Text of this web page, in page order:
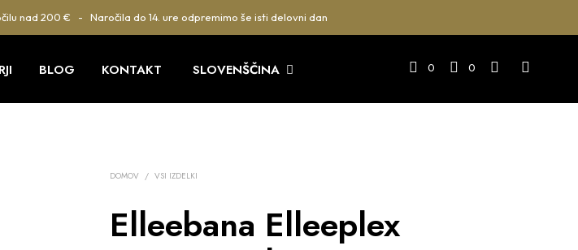
nad 200 € - Naročila do 14. ure odpremimo še isti delovni dan
BLOG KONTAKT SLOVENŠČINA 0 0
DOMOV / VSI IZDELKI
Elleebana Elleeplex